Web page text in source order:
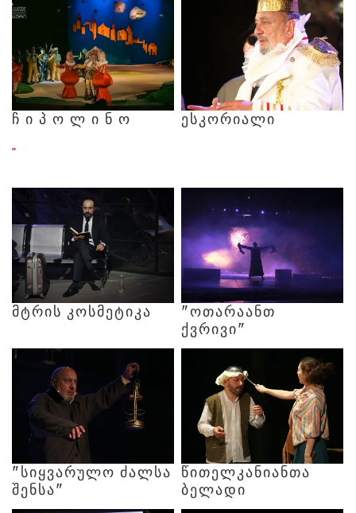
Ჩ Ი Პ Ო Ლ Ი Ნ Ო
"
ᲔᲡᲙᲝᲠᲘᲐᲚᲘ
ᲛᲢᲠᲘᲡ ᲙᲝᲡᲛᲔᲢᲘᲙᲐ
"ᲝᲗᲐᲠᲐᲐᲜᲗ
ᲥᲕᲠᲘᲕᲘ"
"ᲡᲘᲧᲕᲐᲠᲣᲚᲝ ᲫᲐᲚᲡᲐ
ᲨᲔᲜᲡᲐ"
ᲬᲘᲗᲔᲚᲙᲐᲜᲘᲐᲜᲗᲐ
ᲑᲔᲚᲐᲓᲘ